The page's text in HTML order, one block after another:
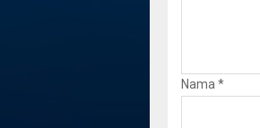
Nama *